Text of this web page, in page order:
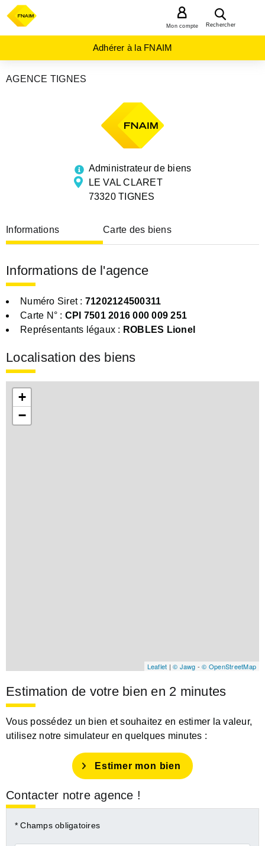
Rechercher
Mon compte
Adhérer à la FNAIM
AGENCE TIGNES
Administrateur de biens
LE VAL CLARET
73320 TIGNES
Informations Carte des biens
Informations de l'agence
Numéro Siret : 71202124500311
Carte N° : CPI 7501 2016 000 009 251
Représentants légaux : ROBLES Lionel
Localisation des biens
+
−
Leaflet | © Jawg -© OpenStreetMap
Estimation de votre bien en 2 minutes
Vous possédez un bien et souhaitez en estimer la valeur,
utilisez notre simulateur en quelques minutes :
Estimer mon bien
Contacter notre agence !
* Champs obligatoires